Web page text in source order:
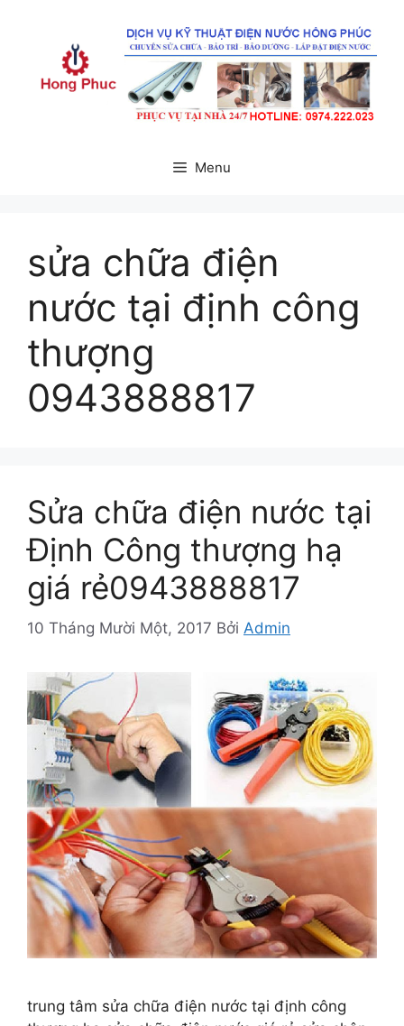
Menu
sửa chữa điện
nước tại định công
thượng
0943888817
Sửa chữa điện nước tại
Định Công thượng hạ
giá rẻ0943888817
10 Tháng Mười Một, 2017 Bởi Admin
trung tâm sửa chữa điện nước tại định công